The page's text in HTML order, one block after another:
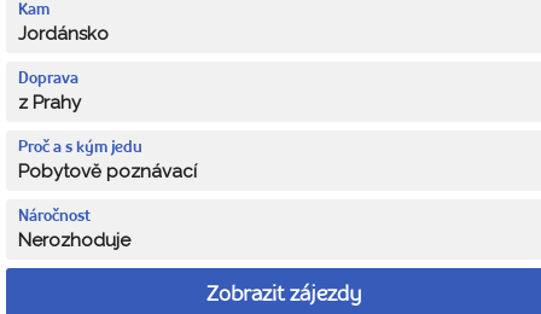
Kam
Jordánsko
Doprava
z Prahy
Proč a s kým jedu
Pobytově poznávací
Náročnost
Nerozhoduje
Zobrazit zájezdy